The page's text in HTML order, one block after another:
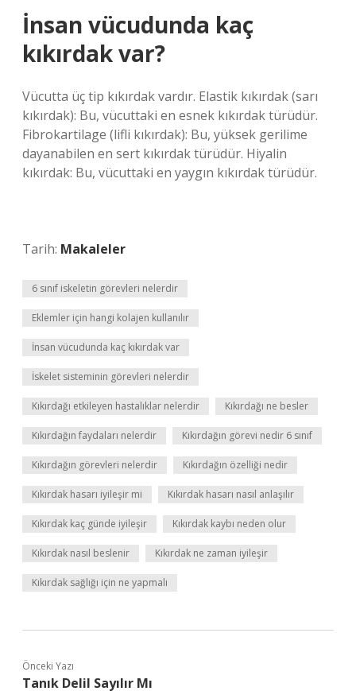
İnsan vücudunda kaç
kıkırdak var?
Vücutta üç tip kıkırdak vardır. Elastik kıkırdak (sarı
kıkırdak): Bu, vücuttaki en esnek kıkırdak türüdür.
Fibrokartilage (lifli kıkırdak): Bu, yüksek gerilime
dayanabilen en sert kıkırdak türüdür. Hiyalin
kıkırdak: Bu, vücuttaki en yaygın kıkırdak türüdür.
Tarih: Makaleler
6 sınıf iskeletin görevleri nelerdir
Eklemler için hangi kolajen kullanılır
İnsan vücudunda kaç kıkırdak var
İskelet sisteminin görevleri nelerdir
Kıkırdağı etkileyen hastalıklar nelerdir Kıkırdağı ne besler
Kıkırdağın faydaları nelerdir Kıkırdağın görevi nedir 6 sınıf
Kıkırdağın görevleri nelerdir Kıkırdağın özelliği nedir
Kıkırdak hasarı iyileşir mi Kıkırdak hasarı nasıl anlaşılır
Kıkırdak kaç günde iyileşir Kıkırdak kaybı neden olur
Kıkırdak nasıl beslenir Kıkırdak ne zaman iyileşir
Kıkırdak sağlığı için ne yapmalı
Önceki Yazı
Tanık Delil Sayılır Mı